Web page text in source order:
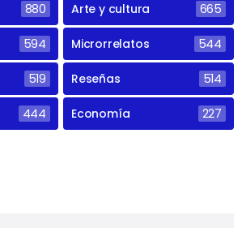
880 Arte y cultura 665
594 Microrrelatos 544
519 Reseñas 514
444 Economía 227